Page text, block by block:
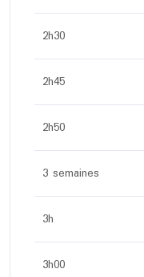
2h30
2h45
2h50
3 semaines
3h
3h00